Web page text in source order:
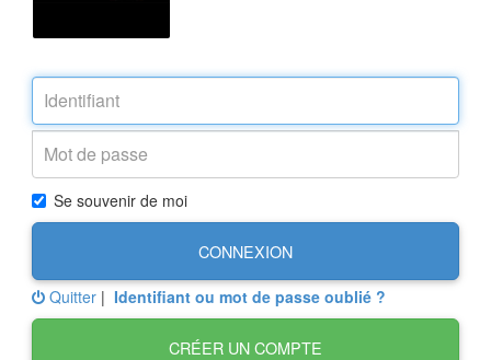
Se souvenir de moi
CONNEXION
Quitter | Identifiant ou mot de passe oublié ?
CRÉER UN COMPTE